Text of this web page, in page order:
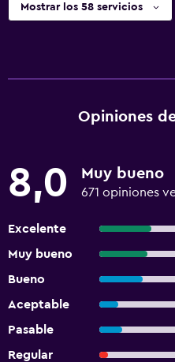
Mostrar los 58 servicios
Opiniones
8,0 Muy bueno
671 opiniones
Excelente
Muy bueno
Bueno
Aceptable
Pasable
Regular